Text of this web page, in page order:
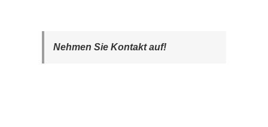
Nehmen Sie Kontakt auf!